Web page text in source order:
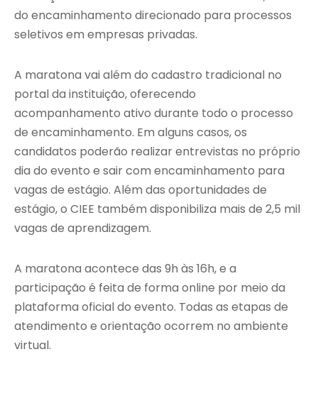
do encaminhamento direcionado para processos
seletivos em empresas privadas.
A maratona vai além do cadastro tradicional no
portal da instituição, oferecendo
acompanhamento ativo durante todo o processo
de encaminhamento. Em alguns casos, os
candidatos poderão realizar entrevistas no próprio
dia do evento e sair com encaminhamento para
vagas de estágio. Além das oportunidades de
estágio, o CIEE também disponibiliza mais de 2,5 mil
vagas de aprendizagem.
A maratona acontece das 9h às 16h, e a
participação é feita de forma online por meio da
plataforma oficial do evento. Todas as etapas de
atendimento e orientação ocorrem no ambiente
virtual.